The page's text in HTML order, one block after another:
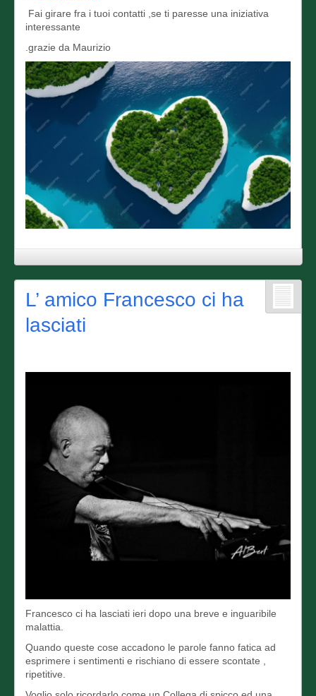
Fai girare fra i tuoi contatti ,se ti paresse una iniziativa
interessante
.grazie da Maurizio
L’ amico Francesco ci ha
lasciati
Francesco ci ha lasciati ieri dopo una breve e inguaribile
malattia.
Quando queste cose accadono le parole fanno fatica ad
esprimere i sentimenti e rischiano di essere scontate ,
ripetitive.